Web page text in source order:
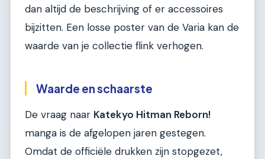
dan altijd de beschrijving of er accessoires
bijzitten. Een losse poster van de Varia kan de
waarde van je collectie flink verhogen.
Waarde en schaarste
De vraag naar Katekyo Hitman Reborn!
manga is de afgelopen jaren gestegen.
Omdat de officiële drukken zijn stopgezet,